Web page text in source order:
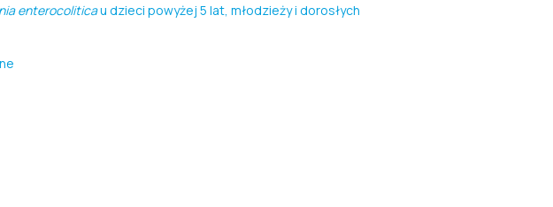
enterocoliticau dzieci powyżej 5 lat, młodzieży i dorosłych